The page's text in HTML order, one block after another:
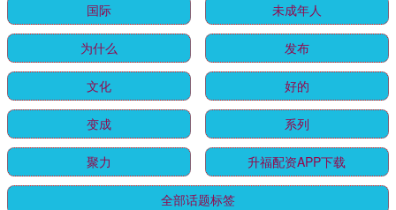
国际 未成年人
为什么 发布
文化 好的
变成 系列
聚力 升福配资APP下载
全部话题标签